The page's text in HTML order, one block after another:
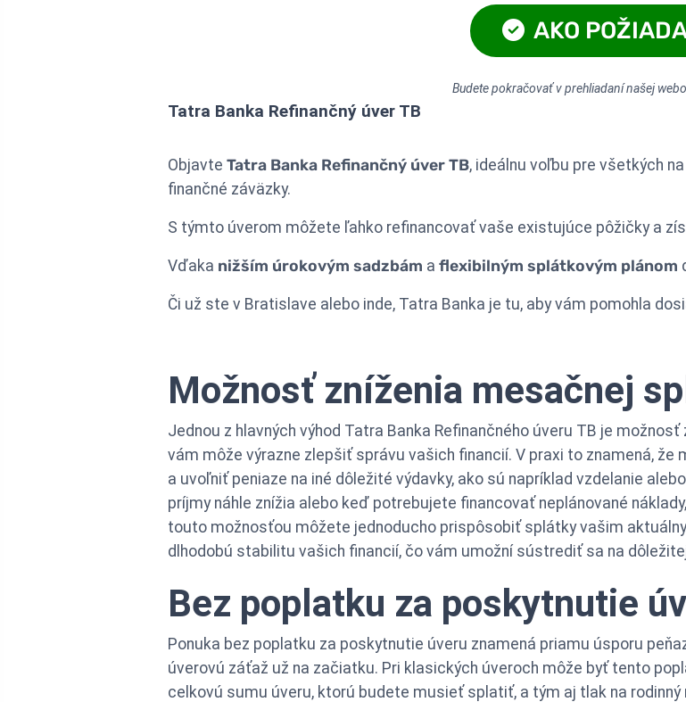
AKO
Budete pokračovať v prehliadaní našej
Tatra Banka Refinančný úver TB
Objavte Tatra Banka Refinančný úver TB, ideálnu voľbu pre všetkých
finančné záväzky.
S týmto úverom môžete ľahko refinancovať vaše existujúce pôžičky a
Vďaka nižším úrokovým sadzbám a flexibilným splátkovým plánom
Či už ste v Bratislave alebo inde, Tatra Banka je tu, aby vám pomohla
Možnosť zníženia mesačnej
Jednou z hlavných výhod Tatra Banka Refinančného úveru TB je
vám môže výrazne zlepšiť správu vašich financií. V praxi to znamená,
a uvoľniť peniaze na iné dôležité výdavky, ako sú napríklad vzdelanie
príjmy náhle znížia alebo keď potrebujete financovať neplánované
touto možnosťou môžete jednoducho prispôsobiť splátky vašim
dlhodobú stabilitu vašich financií, čo vám umožní sústrediť sa na
Bez poplatku za poskytnutie
Ponuka bez poplatku za poskytnutie úveru znamená priamu úsporu
úverovú záťaž už na začiatku. Pri klasických úveroch môže byť tento
celkovú sumu úveru, ktorú budete musieť splatiť, a tým aj tlak na